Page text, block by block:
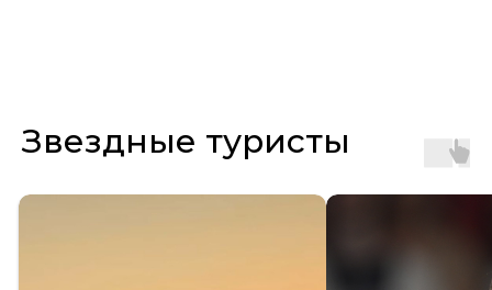
Звездные туристы